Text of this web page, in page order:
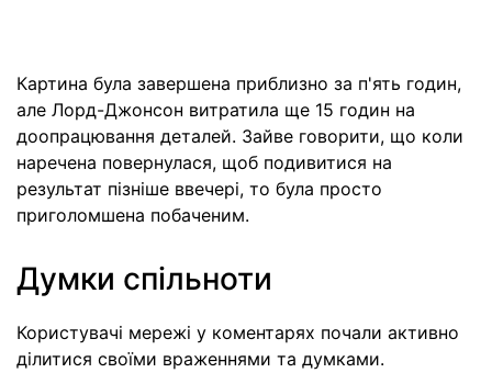
Картина була завершена приблизно за п'ять годин,
але Лорд-Джонсон витратила ще 15 годин на
доопрацювання деталей. Зайве говорити, що коли
наречена повернулася, щоб подивитися на
результат пізніше ввечері, то була просто
приголомшена побаченим.
Думки спільноти
Користувачі мережі у коментарях почали активно
ділитися своїми враженнями та думками.